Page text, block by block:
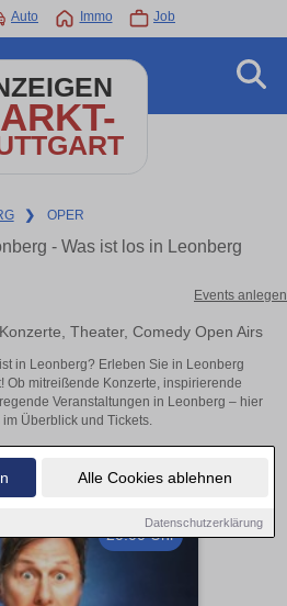
Alle Cookies ablehnen
Datenschutzerklärung
Auto Immo Job
❯ OPER
- Was ist los in Leonberg
Events anlegen
Theater, Comedy Open Airs
in Leonberg? Erleben Sie in Leonberg
Ob mitreißende Konzerte, inspirierende
Veranstaltungen in Leonberg – hier
Überblick und Tickets.
20:00 Uhr